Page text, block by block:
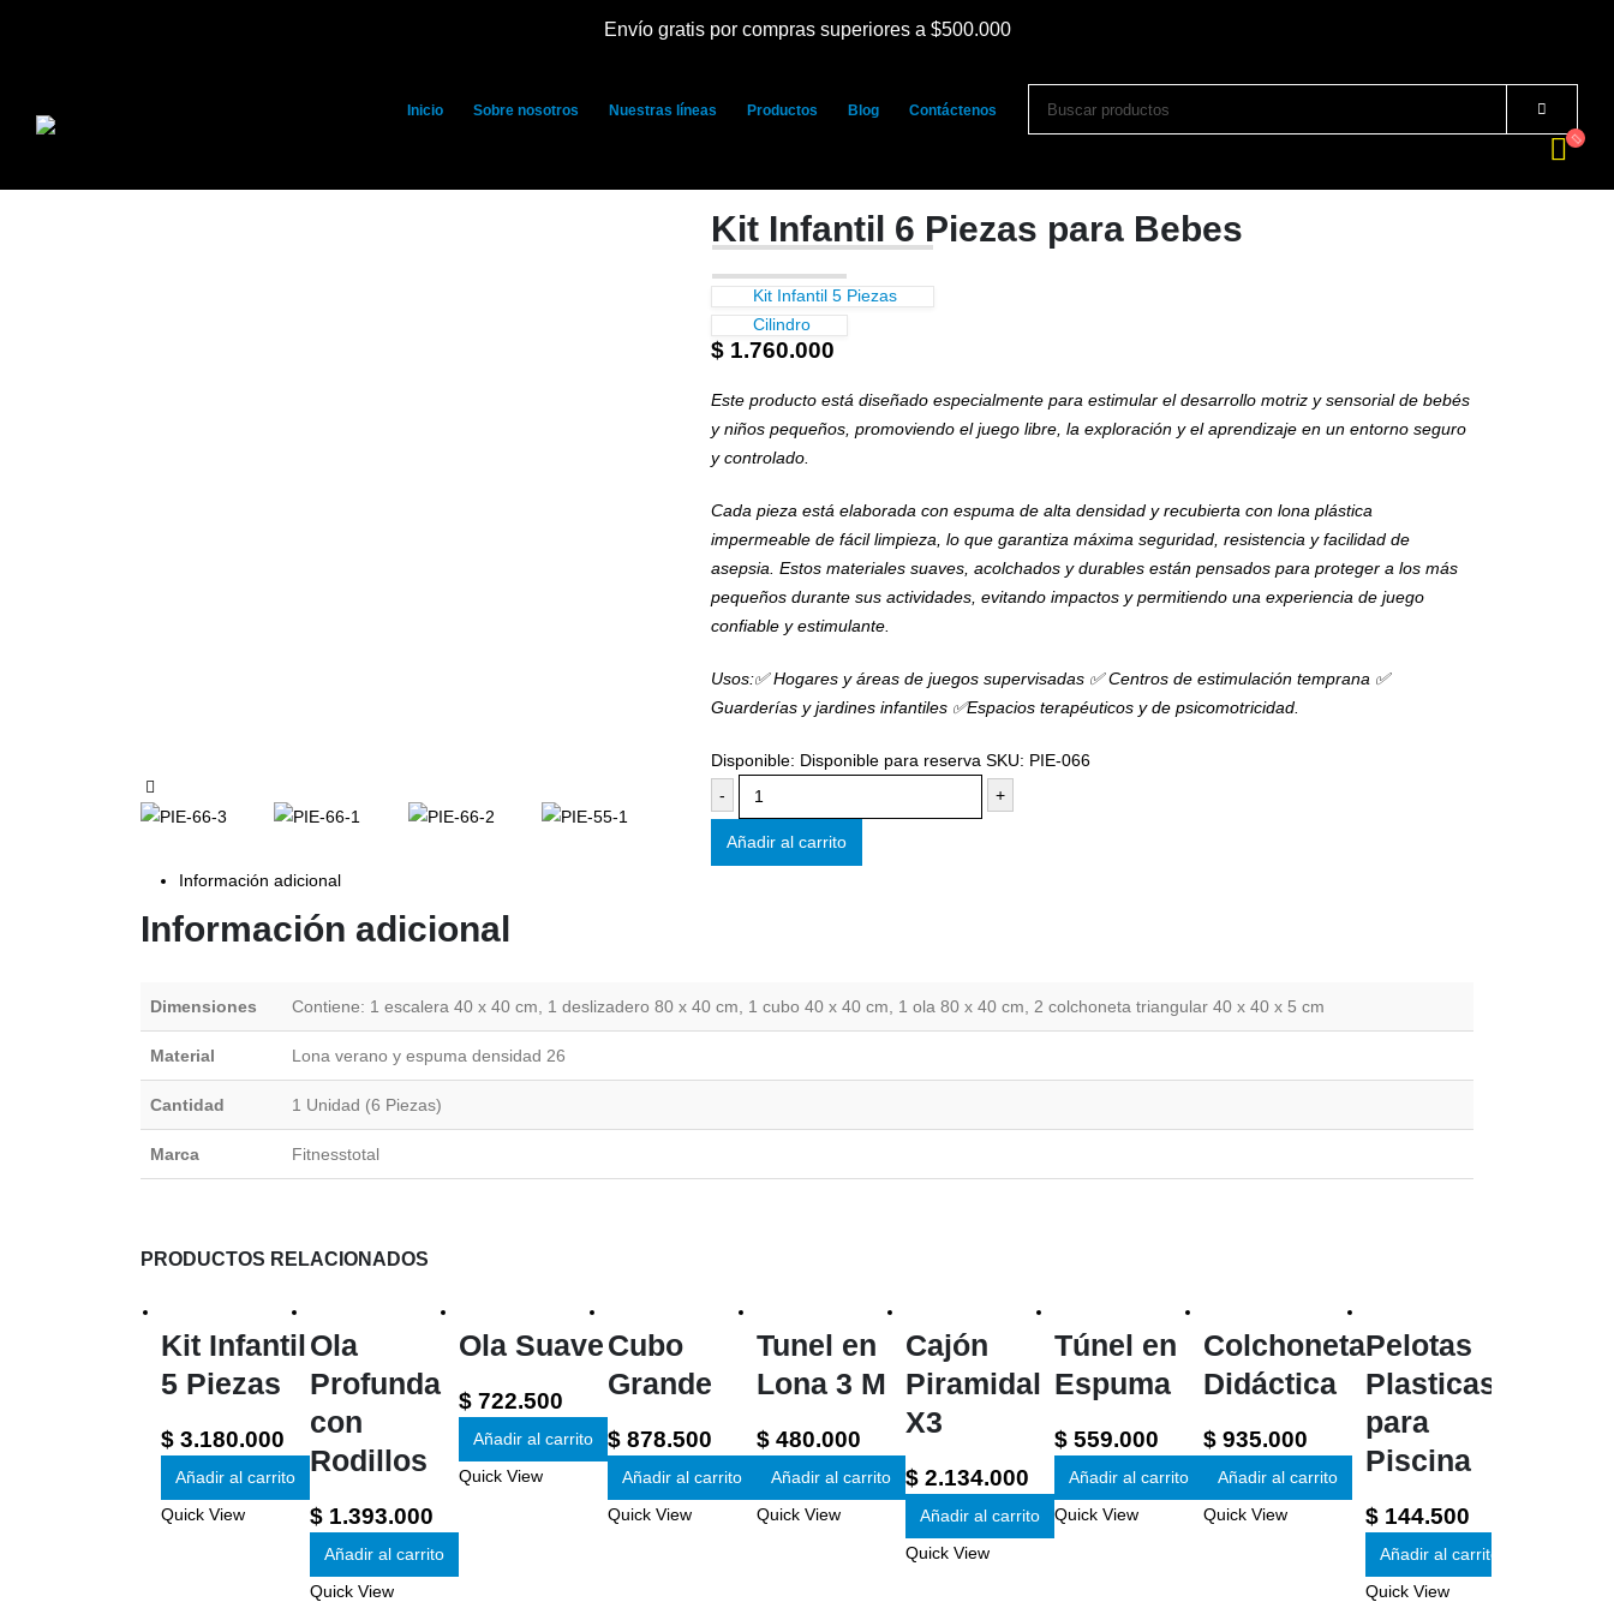
Envío gratis por compras superiores a $500.000
Inicio Sobre nosotros Nuestras líneas Productos Blog Contáctenos
Kit Infantil 6 Piezas para Bebes
Kit Infantil 5 Piezas
Cilindro
$ 1.760.000
Este producto está diseñado especialmente para estimular el desarrollo motriz y sensorial de bebés
y niños pequeños, promoviendo el juego libre, la exploración y el aprendizaje en un entorno seguro
y controlado.
Cada pieza está elaborada con espuma de alta densidad y recubierta con lona plástica
impermeable de fácil limpieza, lo que garantiza máxima seguridad, resistencia y facilidad de
asepsia. Estos materiales suaves, acolchados y durables están pensados para proteger a los más
pequeños durante sus actividades, evitando impactos y permitiendo una experiencia de juego
confiable y estimulante.
Usos:✅ Hogares y áreas de juegos supervisadas ✅ Centros de estimulación temprana ✅
Guarderías y jardines infantiles ✅Espacios terapéuticos y de psicomotricidad.
Disponible: Disponible para reserva SKU: PIE-066
-
+
Añadir al carrito
Información adicional
Información adicional
Dimensiones Contiene: 1 escalera 40 x 40 cm, 1 deslizadero 80 x 40 cm, 1 cubo 40 x 40 cm, 1 ola 80 x 40 cm, 2 colchoneta triangular 40 x 40 x 5 cm
Material Lona verano y espuma densidad 26
Cantidad 1 Unidad (6 Piezas)
Marca Fitnesstotal
PRODUCTOS RELACIONADOS
Kit Infantil
5 Piezas
$ 3.180.000
Añadir al carrito
Quick View
Ola
Profunda
con
Rodillos
$ 1.393.000
Añadir al carrito
Quick View
Ola Suave
$ 722.500
Añadir al carrito
Quick View
Cubo
Grande
$ 878.500
Añadir al carrito
Quick View
Tunel en
Lona 3 M
$ 480.000
Añadir al carrito
Quick View
Cajón
Piramidal
X3
$ 2.134.000
Añadir al carrito
Quick View
Túnel en
Espuma
$ 559.000
Añadir al carrito
Quick View
Colchoneta
Didáctica
$ 935.000
Añadir al carrito
Quick View
Pelotas
Plasticas
para
Piscina
$ 144.500
Añadir al carrito
Quick View